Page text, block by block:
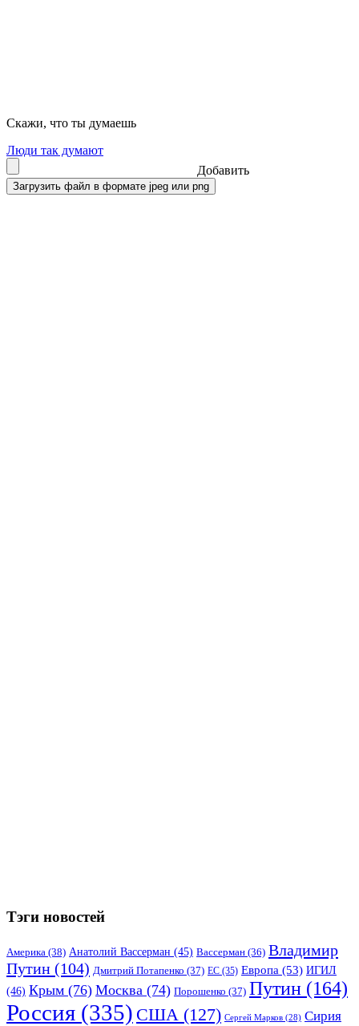
Скажи, что ты думаешь
Люди так думают
Добавить
Тэги новостей
Америка (38) Анатолий Вассерман (45) Вассерман (36) Владимир
Путин (104) Дмитрий Потапенко (37) ЕС (35) Европа (53) ИГИЛ
(46) Крым (76) Москва (74) Порошенко (37) Путин (164)
Россия (335) США (127) Сергей Марков (28) Сирия